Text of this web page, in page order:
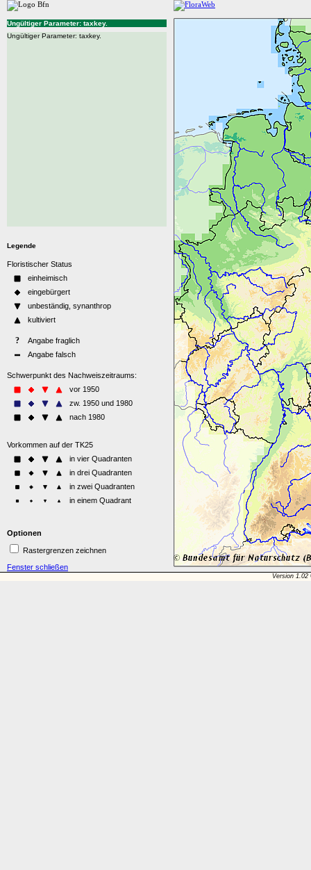
Ungültiger Parameter: taxkey.
Ungültiger Parameter: taxkey.
Legende
Optionen
Rastergrenzen zeichnen
Fenster schließen
Version